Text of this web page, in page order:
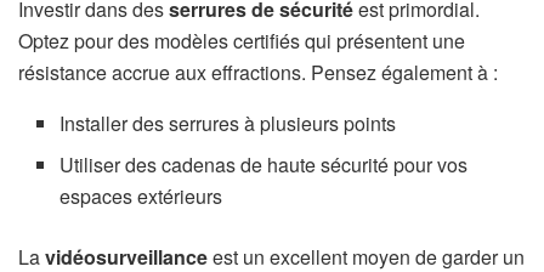
Investir dans desserrures de sécuritéest primordial.
Optez pour des modèles certifiés qui présentent une
résistance accrue aux effractions. Pensez également à :
Installer des serrures à plusieurs points
Utiliser des cadenas de haute sécurité pour vos
espaces extérieurs
Lavidéosurveillanceest un excellent moyen de garder un